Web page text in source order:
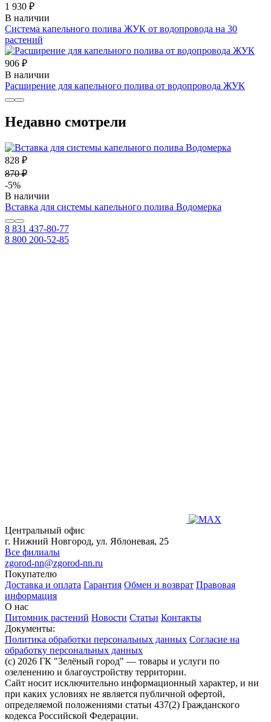
1 930 ₽
В наличии
Система капельного полива ЖУК от водопровода на 30
растений
906 ₽
В наличии
Расширение для капельного полива от водопровода ЖУК
Недавно смотрели
828 ₽
870 ₽
-5%
В наличии
Вставка для системы капельного полива Водомерка
8 831 437-80-77
8 800 200-52-85
Центральный офис
г. Нижний Новгород, ул. Яблоневая, 25
Все филиалы
zgorod-nn@zgorod-nn.ru
Покупателю
Доставка и оплата Гарантия Обмен и возврат Правовая
информация
О нас
Питомник растений Новости Статьи Контакты
Документы:
Политика обработки персональных данных Согласие на
обработку персональных данных
(c) 2026 ГК "Зелёный город" — товары и услуги по
озеленению и благоустройству территории.
Сайт носит исключительно информационный характер, и ни
при каких условиях не является публичной офертой,
определяемой положениями статьи 437(2) Гражданского
кодекса Российской Федерации.